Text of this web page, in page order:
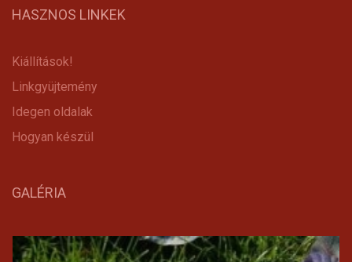
HASZNOS LINKEK
Kiállítások!
Linkgyüjtemény
Idegen oldalak
Hogyan készül
GALÉRIA